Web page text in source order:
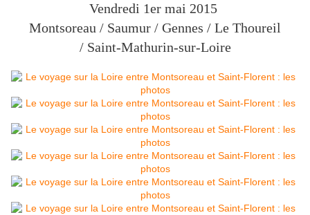
Vendredi 1er mai 2015
Montsoreau / Saumur / Gennes / Le Thoureil
/ Saint-Mathurin-sur-Loire